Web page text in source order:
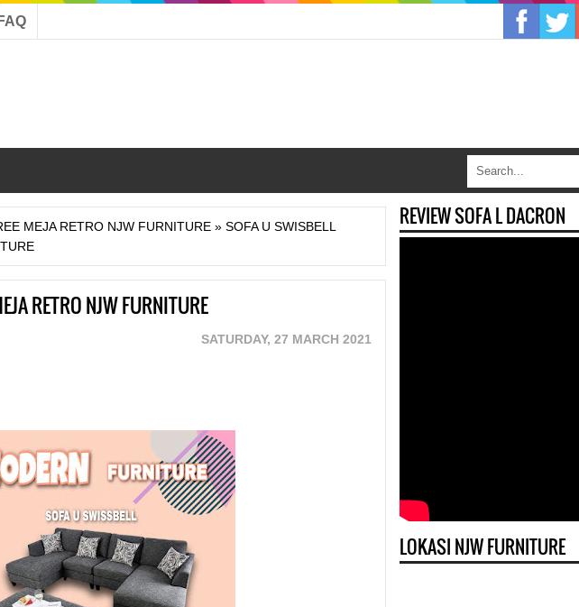
FAQ
MEJA RETRO NJW FURNITURE » SOFA U SWISBELL
RETRO NJW FURNITURE
SATURDAY, 27 MARCH 2021
REVIEW SOFA L DACRON
LOKASI NJW FURNITURE